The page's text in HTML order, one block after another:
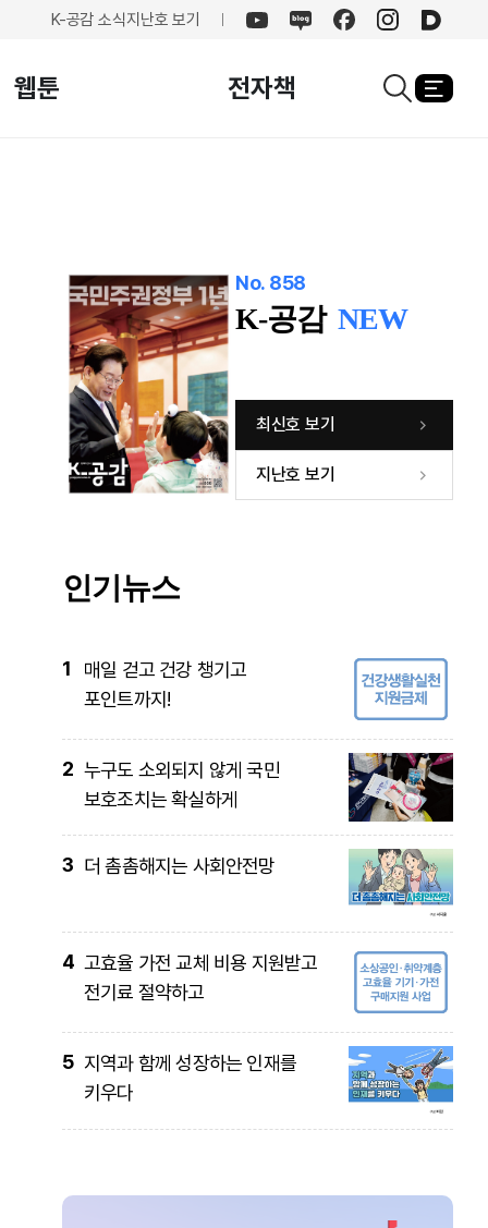
K-공감 소식지난호 보기
유튜브네이버페이스북인스타그램
카카오
웹툰 전자책 열기
No. 858
K-공감 NEW
최신호 보기
지난호 보기
인기뉴스
1
매일 걷고 건강 챙기고
포인트까지!
2 누구도 소외되지 않게 국민
보호조치는 확실하게
3 더 촘촘해지는 사회안전망
4 고효율 가전 교체 비용 지원받고
전기료 절약하고
5 지역과 함께 성장하는 인재를
키우다